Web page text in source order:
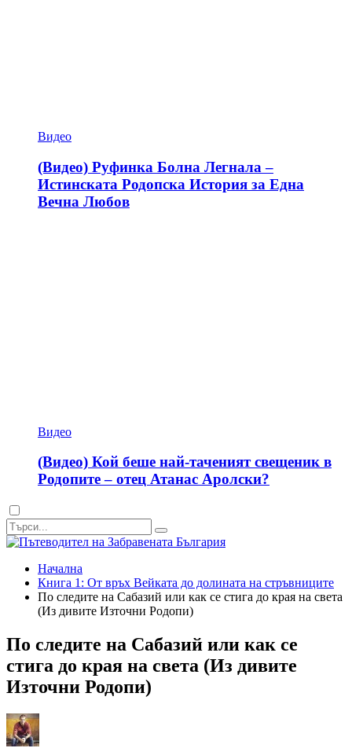
Видео
(Видео) Руфинка Болна Легнала –
Истинската Родопска История за Една
Вечна Любов
Видео
(Видео) Кой беше най-таченият свещеник в
Родопите – отец Атанас Аролски?
Dark
mode
Начална
Книга 1: От връх Вейката до долината на стръвниците
По следите на Сабазий или как се стига до края на света
(Из дивите Източни Родопи)
По следите на Сабазий или как се
стига до края на света (Из дивите
Източни Родопи)